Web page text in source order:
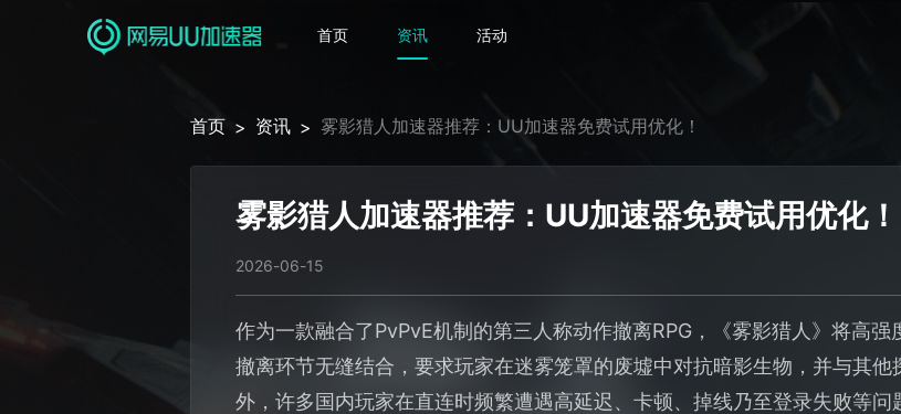
首页 资讯 活动
首页 > 资讯 > 雾影猎人加速器推荐：UU加速器免费试用优化！
雾影猎人加速器推荐：UU加速器免费试用优化！
2026-06-15
作为一款融合了PvPvE机制的第三人称动作撤离RPG，《雾影猎人》将高
撤离环节无缝结合，要求玩家在迷雾笼罩的废墟中对抗暗影生物，并与其
外，许多国内玩家在直连时频繁遭遇高延迟、卡顿、掉线乃至登录失败等问